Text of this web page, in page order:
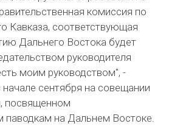
комиссия по
Кавказа, соответствующая
Дальнего Востока будет
руководителя
моим руководством", -
сентября на совещании
посвященном
паводкам на Дальнем Востоке.